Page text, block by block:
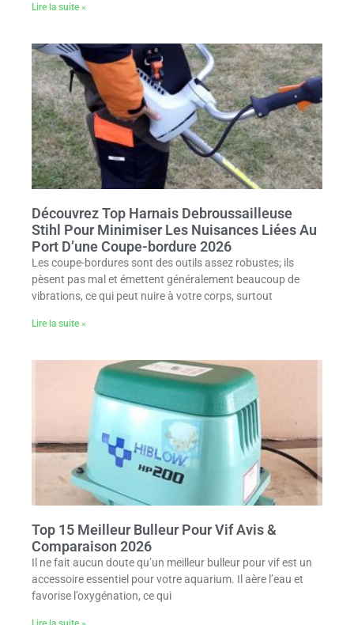
Lire la suite »
Découvrez Top Harnais Debroussailleuse
Stihl Pour Minimiser Les Nuisances Liées Au
Port D’une Coupe-bordure 2026
Les coupe-bordures sont des outils assez robustes; ils
pèsent pas mal et émettent généralement beaucoup de
vibrations, ce qui peut nuire à votre corps, surtout
Lire la suite »
Top 15 Meilleur Bulleur Pour Vif Avis &
Comparaison 2026
Il ne fait aucun doute qu’un meilleur bulleur pour vif est un
accessoire essentiel pour votre aquarium. Il aère l’eau et
favorise l’oxygénation, ce qui